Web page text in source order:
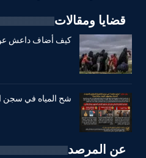
قضايا ومقالات
كيف أضاف داعش
شح المياه في سجن
عن المرصد